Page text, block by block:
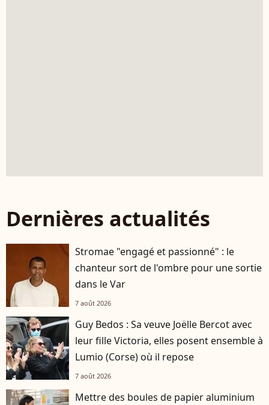
Dernières actualités
Stromae "engagé et passionné" : le
chanteur sort de l'ombre pour une sortie
dans le Var
7 août 2026
Guy Bedos : Sa veuve Joëlle Bercot avec
leur fille Victoria, elles posent ensemble à
Lumio (Corse) où il repose
7 août 2026
Mettre des boules de papier aluminium